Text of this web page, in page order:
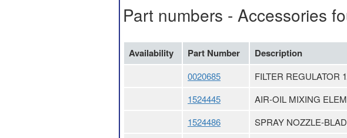
Part numbers - Accessories
Availability Part Number Description
0020685
FILTER REGULATOR
1524445
AIR-OIL MIXING
1524486
SPRAY NOZZLE-